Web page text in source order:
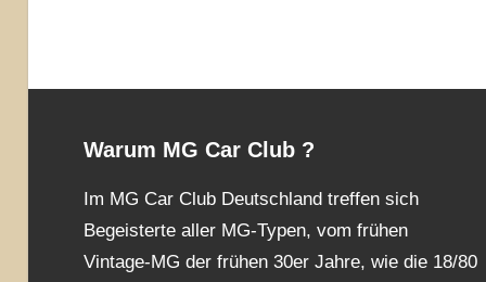
Warum MG Car Club ?
Im MG Car Club Deutschland treffen sich
Begeisterte aller MG-Typen, vom frühen
Vintage-MG der frühen 30er Jahre, wie die 18/80